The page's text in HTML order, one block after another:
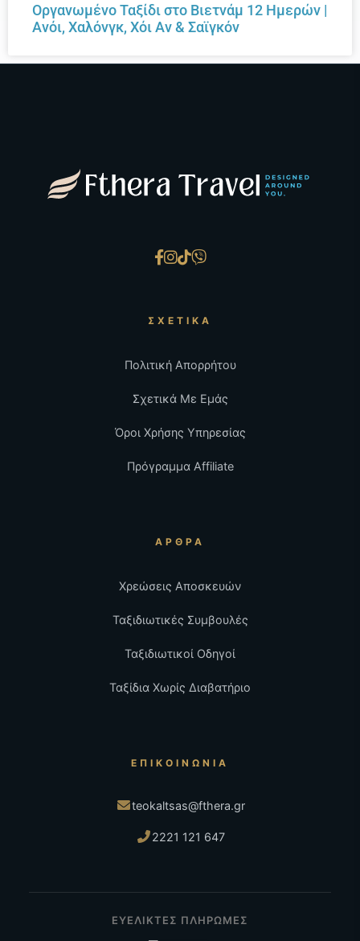
Οργανωμένο Ταξίδι στο Βιετνάμ 12 Ημερών |
Ανόι, Χαλόνγκ, Χόι Αν & Σαϊγκόν
ΣΧΕΤΙΚΆ
Πολιτική Απορρήτου
Σχετικά Με Εμάς
Όροι Χρήσης Υπηρεσίας
Πρόγραμμα Affiliate
ΆΡΘΡΑ
Χρεώσεις Αποσκευών
Ταξιδιωτικές Συμβουλές
Ταξιδιωτικοί Οδηγοί
Ταξίδια Χωρίς Διαβατήριο
ΕΠΙΚΟΙΝΩΝΊΑ
teokaltsas@fthera.gr
2221 121 647
ΕΥΕΛΙΚΤΕΣ ΠΛΗΡΩΜΕΣ